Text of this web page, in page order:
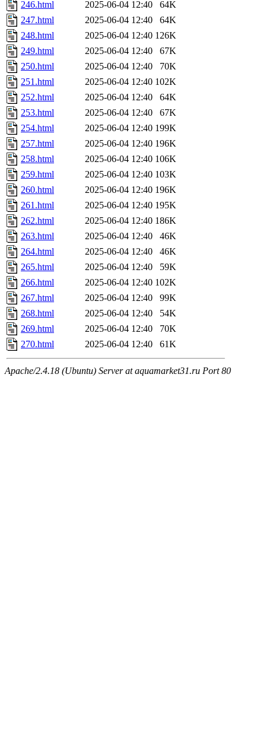
246.html
2025-06-04 12:40
64K
247.html
2025-06-04 12:40
64K
248.html
2025-06-04 12:40 126K
249.html
2025-06-04 12:40
67K
250.html
2025-06-04 12:40
70K
251.html
2025-06-04 12:40 102K
252.html
2025-06-04 12:40
64K
253.html
2025-06-04 12:40
67K
254.html
2025-06-04 12:40 199K
257.html
2025-06-04 12:40 196K
258.html
2025-06-04 12:40 106K
259.html
2025-06-04 12:40 103K
260.html
2025-06-04 12:40 196K
261.html
2025-06-04 12:40 195K
262.html
2025-06-04 12:40 186K
263.html
2025-06-04 12:40
46K
264.html
2025-06-04 12:40
46K
265.html
2025-06-04 12:40
59K
266.html
2025-06-04 12:40 102K
267.html
2025-06-04 12:40
99K
268.html
2025-06-04 12:40
54K
269.html
2025-06-04 12:40
70K
270.html
2025-06-04 12:40 61K
Apache/2.4.18 (Ubuntu) Server at aquamarket31.ru Port 80